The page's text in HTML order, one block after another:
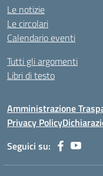
Le notizie
Le circolari
Calendario eventi
Tutti gli argomenti
Libri di testo
Amministrazione
Privacy Policy
Seguici su: